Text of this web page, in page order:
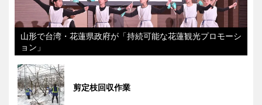
山形で台湾・花蓮県政府が「持続可能な花蓮観光プロモーシ
ョン」
剪定枝回収作業